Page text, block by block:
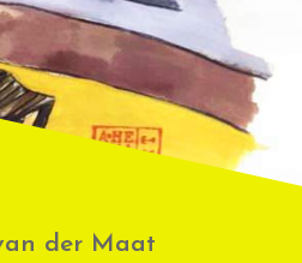
der Maat